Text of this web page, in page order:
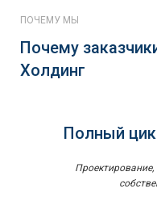
ПОЧЕМУ МЫ
Почему
Холдинг
Полный